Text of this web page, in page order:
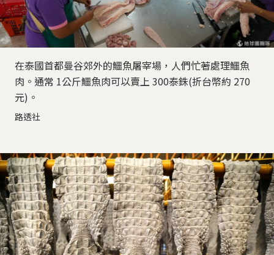
在泰國首都曼谷郊外的鱷魚屠宰場，人們忙著處理鱷魚
肉。通常 1公斤鱷魚肉可以賣上 300泰銖(折台幣約 270
元)。
路透社